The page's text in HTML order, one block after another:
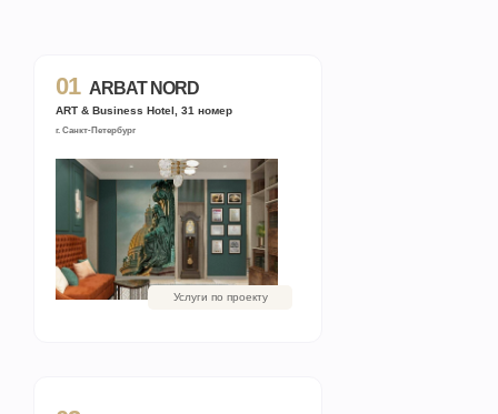
ARBAT NORD
г. Санкт-Петербург
01
АRT & Business Hotel, 31 номер
Услуги по проекту